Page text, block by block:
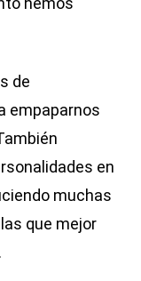
de
empaparnos
en
muchas
que mejor